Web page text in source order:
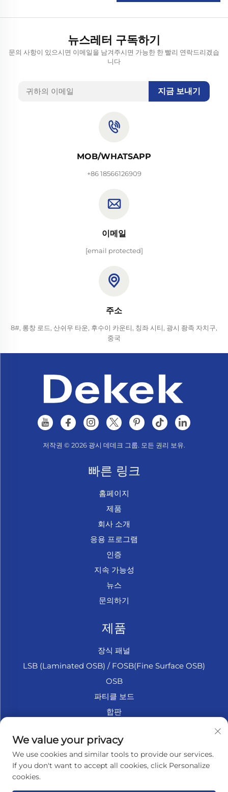
뉴스레터 구독하기
문의 사항이 있으시면 이메일을 남겨주시면 가능한 한 빨리 연락드리겠습
니다
지금 보내기
MOB/WHATSAPP
+86 18566126909
이메일
[email protected]
주소
8#, 롱창 로드, 산쉬우 타운, 후수이 카운티, 칭좌 시티, 광시 좡족 자치구,
중국
저작권 © 2026 광시 데데크 그룹. 모든 권리 보유.
빠른 링크
홈페이지
제품
회사 소개
응용 프로그램
인증
지속 가능성
뉴스
문의하기
제품
장식 패널
LSB (Laminated OSB) / FOSB(Fine Surface OSB)
OSB
파티클 보드
합판
섬유판
액세서리
We value your privacy
We use cookies and similar tools to provide our services.
If you don't want to accept all cookies, click Personalize
cookies.